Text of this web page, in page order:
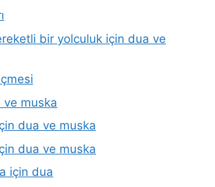
bir yolculuk için dua ve
ve muska
dua ve muska
dua ve muska
için dua